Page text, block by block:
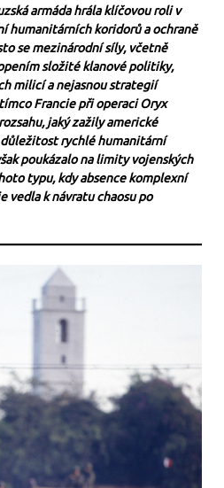
armáda hrála klíčovou roli v
humanitárních koridorů a ochraně
se mezinárodní síly, včetně
složité klanové politiky,
milicí a nejasnou strategií
Francie při operaci Oryx
jaký zažily americké
rychlé humanitární
poukázalo na limity vojenských
typu, kdy absence komplexní
vedla k návratu chaosu po